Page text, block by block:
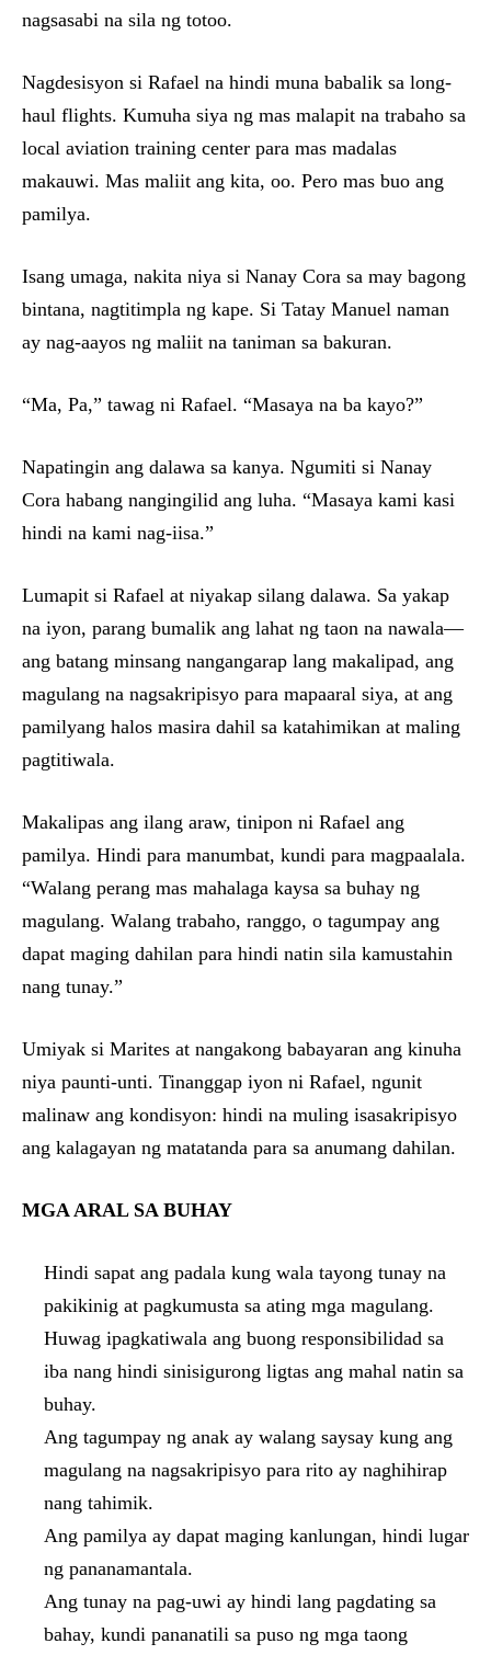
nagsasabi na sila ng totoo.
Nagdesisyon si Rafael na hindi muna babalik sa long-
haul flights. Kumuha siya ng mas malapit na trabaho sa
local aviation training center para mas madalas
makauwi. Mas maliit ang kita, oo. Pero mas buo ang
pamilya.
Isang umaga, nakita niya si Nanay Cora sa may bagong
bintana, nagtitimpla ng kape. Si Tatay Manuel naman
ay nag-aayos ng maliit na taniman sa bakuran.
“Ma, Pa,” tawag ni Rafael. “Masaya na ba kayo?”
Napatingin ang dalawa sa kanya. Ngumiti si Nanay
Cora habang nangingilid ang luha. “Masaya kami kasi
hindi na kami nag-iisa.”
Lumapit si Rafael at niyakap silang dalawa. Sa yakap
na iyon, parang bumalik ang lahat ng taon na nawala—
ang batang minsang nangangarap lang makalipad, ang
magulang na nagsakripisyo para mapaaral siya, at ang
pamilyang halos masira dahil sa katahimikan at maling
pagtitiwala.
Makalipas ang ilang araw, tinipon ni Rafael ang
pamilya. Hindi para manumbat, kundi para magpaalala.
“Walang perang mas mahalaga kaysa sa buhay ng
magulang. Walang trabaho, ranggo, o tagumpay ang
dapat maging dahilan para hindi natin sila kamustahin
nang tunay.”
Umiyak si Marites at nangakong babayaran ang kinuha
niya paunti-unti. Tinanggap iyon ni Rafael, ngunit
malinaw ang kondisyon: hindi na muling isasakripisyo
ang kalagayan ng matatanda para sa anumang dahilan.
MGA ARAL SA BUHAY
Hindi sapat ang padala kung wala tayong tunay na
pakikinig at pagkumusta sa ating mga magulang.
Huwag ipagkatiwala ang buong responsibilidad sa
iba nang hindi sinisigurong ligtas ang mahal natin sa
buhay.
Ang tagumpay ng anak ay walang saysay kung ang
magulang na nagsakripisyo para rito ay naghihirap
nang tahimik.
Ang pamilya ay dapat maging kanlungan, hindi lugar
ng pananamantala.
Ang tunay na pag-uwi ay hindi lang pagdating sa
bahay, kundi pananatili sa puso ng mga taong